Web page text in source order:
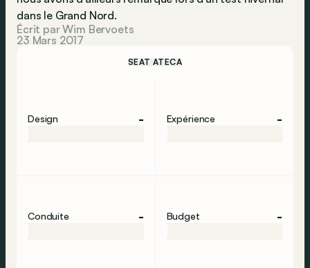
dans le Grand Nord.
Écrit par Wim Bervoets
23 Mars 2017
SEAT ATECA
Design - Expérience -
Conduite - Budget -